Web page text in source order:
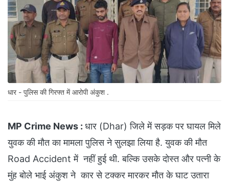
धार - पुलिस की गिरफ्त में आरोपी अंकुश .
MP Crime News : धार (Dhar) जिले में सड़क पर घायल मिले
युवक की मौत का मामला पुलिस ने सुलझा लिया है. युवक की मौत
Road Accident में नहीं हुई थी. बल्कि उसके दोस्त और पत्नी के
मुंह बोले भाई अंकुश ने कार से टक्कर मारकर मौत के घाट उतारा